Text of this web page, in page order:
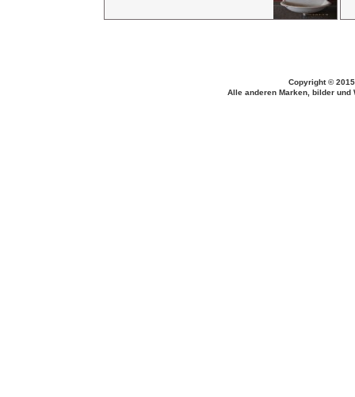
Copyright ©
Alle anderen Marken, bilder und